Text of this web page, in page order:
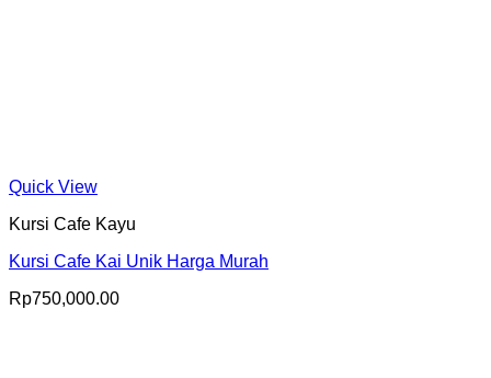
Quick View
Kursi Cafe Kayu
Kursi Cafe Kai Unik Harga Murah
Rp750,000.00